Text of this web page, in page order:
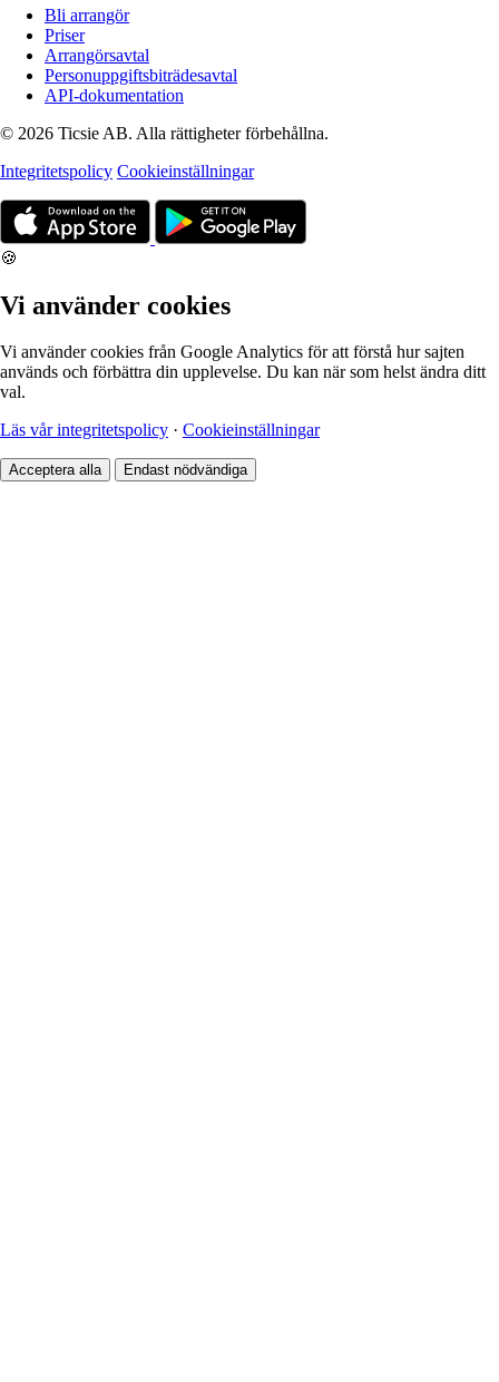
Bli arrangör
Priser
Arrangörsavtal
Personuppgiftsbiträdesavtal
API-dokumentation
© 2026 Ticsie AB. Alla rättigheter förbehållna.
Integritetspolicy Cookieinställningar
🍪
Vi använder cookies
Vi använder cookies från Google Analytics för att förstå hur sajten
används och förbättra din upplevelse. Du kan när som helst ändra ditt
val.
Läs vår integritetspolicy · Cookieinställningar
Acceptera alla Endast nödvändiga